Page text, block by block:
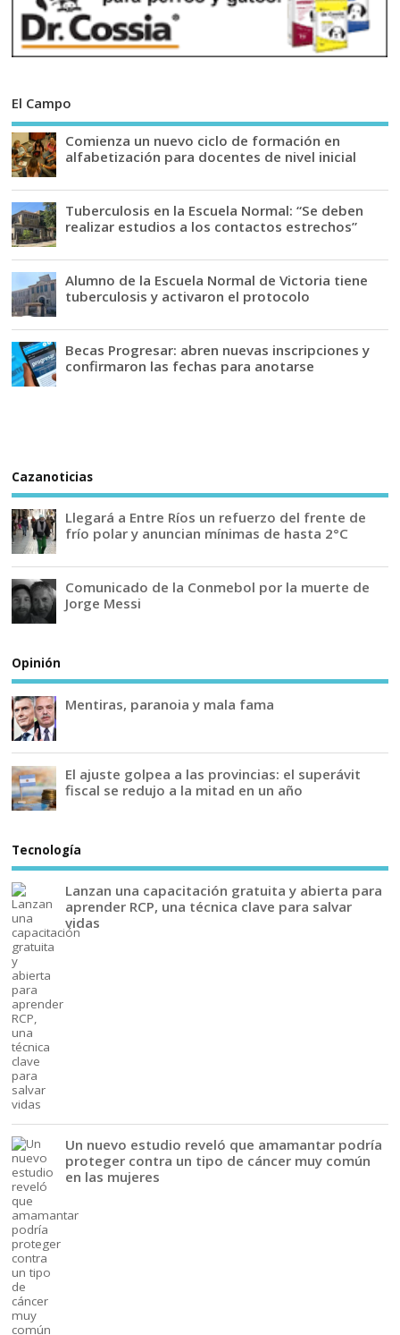
El Campo
Comienza un nuevo ciclo de formación en
alfabetización para docentes de nivel inicial
Tuberculosis en la Escuela Normal: “Se deben
realizar estudios a los contactos estrechos”
Alumno de la Escuela Normal de Victoria tiene
tuberculosis y activaron el protocolo
Becas Progresar: abren nuevas inscripciones y
confirmaron las fechas para anotarse
Cazanoticias
Llegará a Entre Ríos un refuerzo del frente de
frío polar y anuncian mínimas de hasta 2°C
Comunicado de la Conmebol por la muerte de
Jorge Messi
Opinión
Mentiras, paranoia y mala fama
El ajuste golpea a las provincias: el superávit
fiscal se redujo a la mitad en un año
Tecnología
Lanzan una capacitación gratuita y abierta para
aprender RCP, una técnica clave para salvar
vidas
Un nuevo estudio reveló que amamantar podría
proteger contra un tipo de cáncer muy común
en las mujeres